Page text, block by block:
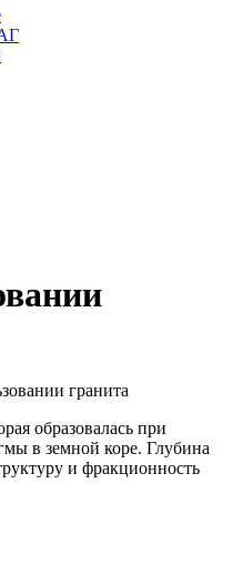
гранита
образовалась при
в земной коре. Глубина
и фракционность